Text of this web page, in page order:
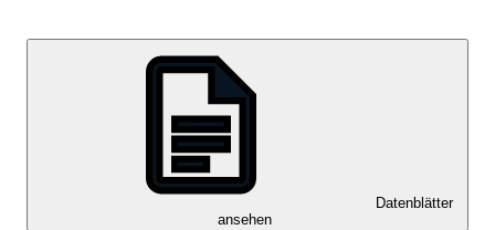
Datenblätter
ansehen